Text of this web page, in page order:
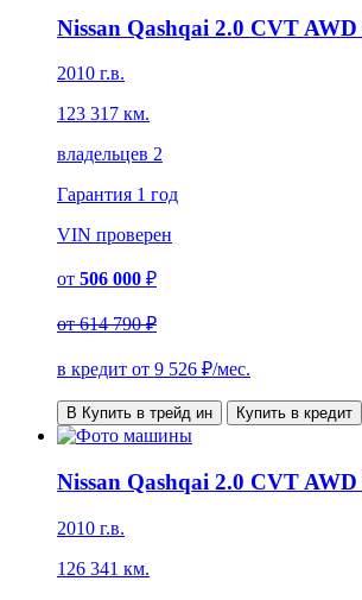
Nissan Qashqai 2.0 CVT AWD
2010 г.в.
123 317 км.
владельцев 2
Гарантия 1 год
VIN проверен
от 506 000 ₽
от614 790 ₽
в кредит от 9 526 ₽/мес.
В Купить в трейд ин Купить в кредит
Nissan Qashqai 2.0 CVT AWD
2010 г.в.
126 341 км.